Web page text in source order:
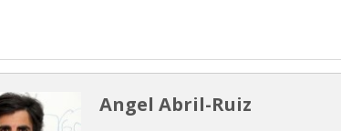
Angel Abril-Ruiz